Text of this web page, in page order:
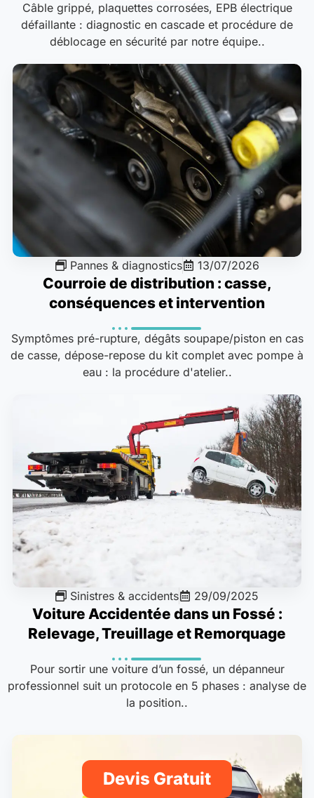
Câble grippé, plaquettes corrosées, EPB électrique
défaillante : diagnostic en cascade et procédure de
déblocage en sécurité par notre équipe..
Pannes & diagnostics 13/07/2026
Courroie de distribution : casse,
conséquences et intervention
Symptômes pré-rupture, dégâts soupape/piston en cas
de casse, dépose-repose du kit complet avec pompe à
eau : la procédure d'atelier..
Sinistres & accidents 29/09/2025
Voiture Accidentée dans un Fossé :
Relevage, Treuillage et Remorquage
Pour sortir une voiture d’un fossé, un dépanneur
professionnel suit un protocole en 5 phases : analyse de
la position..
Devis Gratuit